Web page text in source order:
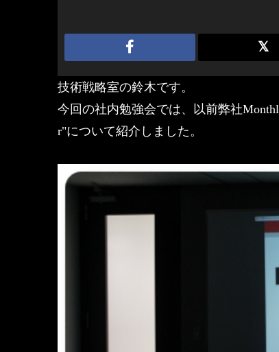
技術戦略室の鈴木です。
今回の社内勉強会では、以前弊社
r"について紹介しました。